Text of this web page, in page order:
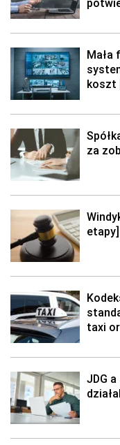
Mała
koszt
za
etapy]
taxi
JDG